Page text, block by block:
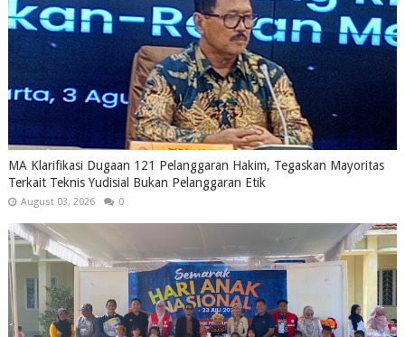
MA Klarifikasi Dugaan 121 Pelanggaran Hakim, Tegaskan Mayoritas
Terkait Teknis Yudisial Bukan Pelanggaran Etik
August 03, 2026 0